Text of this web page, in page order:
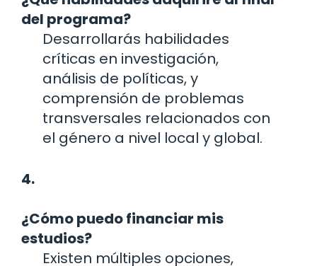
del programa?
Desarrollarás habilidades
críticas en investigación,
análisis de políticas, y
comprensión de problemas
transversales relacionados con
el género a nivel local y global.
4.
¿Cómo puedo financiar mis
estudios?
Existen múltiples opciones,